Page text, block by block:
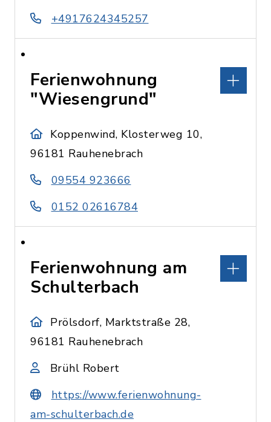
+4917624345257
Ferienwohnung
"Wiesengrund"
Koppenwind, Klosterweg 10,
96181 Rauhenebrach
09554 923666
0152 02616784
Ferienwohnung am
Schulterbach
Prölsdorf, Marktstraße 28,
96181 Rauhenebrach
Brühl Robert
https://www.ferienwohnung-
am-schulterbach.de